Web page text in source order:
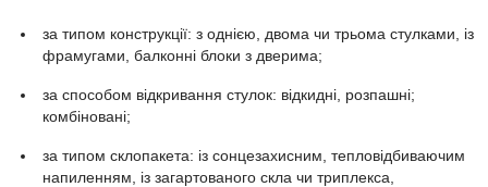
за типом конструкції: з однією, двома чи трьома стулками, із
фрамугами, балконні блоки з дверима;
за способом відкривання стулок: відкидні, розпашні;
комбіновані;
за типом склопакета: із сонцезахисним, тепловідбиваючим
напиленням, із загартованого скла чи триплекса,